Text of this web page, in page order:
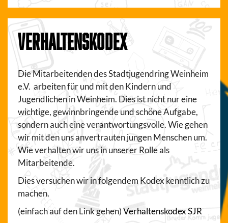
VERHALTENSKODEX
Die Mitarbeitenden des Stadtjugendring Weinheim
e.V. arbeiten für und mit den Kindern und
Jugendlichen in Weinheim. Dies ist nicht nur eine
wichtige, gewinnbringende und schöne Aufgabe,
sondern auch eine verantwortungsvolle. Wie gehen
wir mit den uns anvertrauten jungen Menschen um.
Wie verhalten wir uns in unserer Rolle als
Mitarbeitende.
Dies versuchen wir in folgendem Kodex kenntlich zu
machen.
(einfach auf den Link gehen)Verhaltenskodex SJR